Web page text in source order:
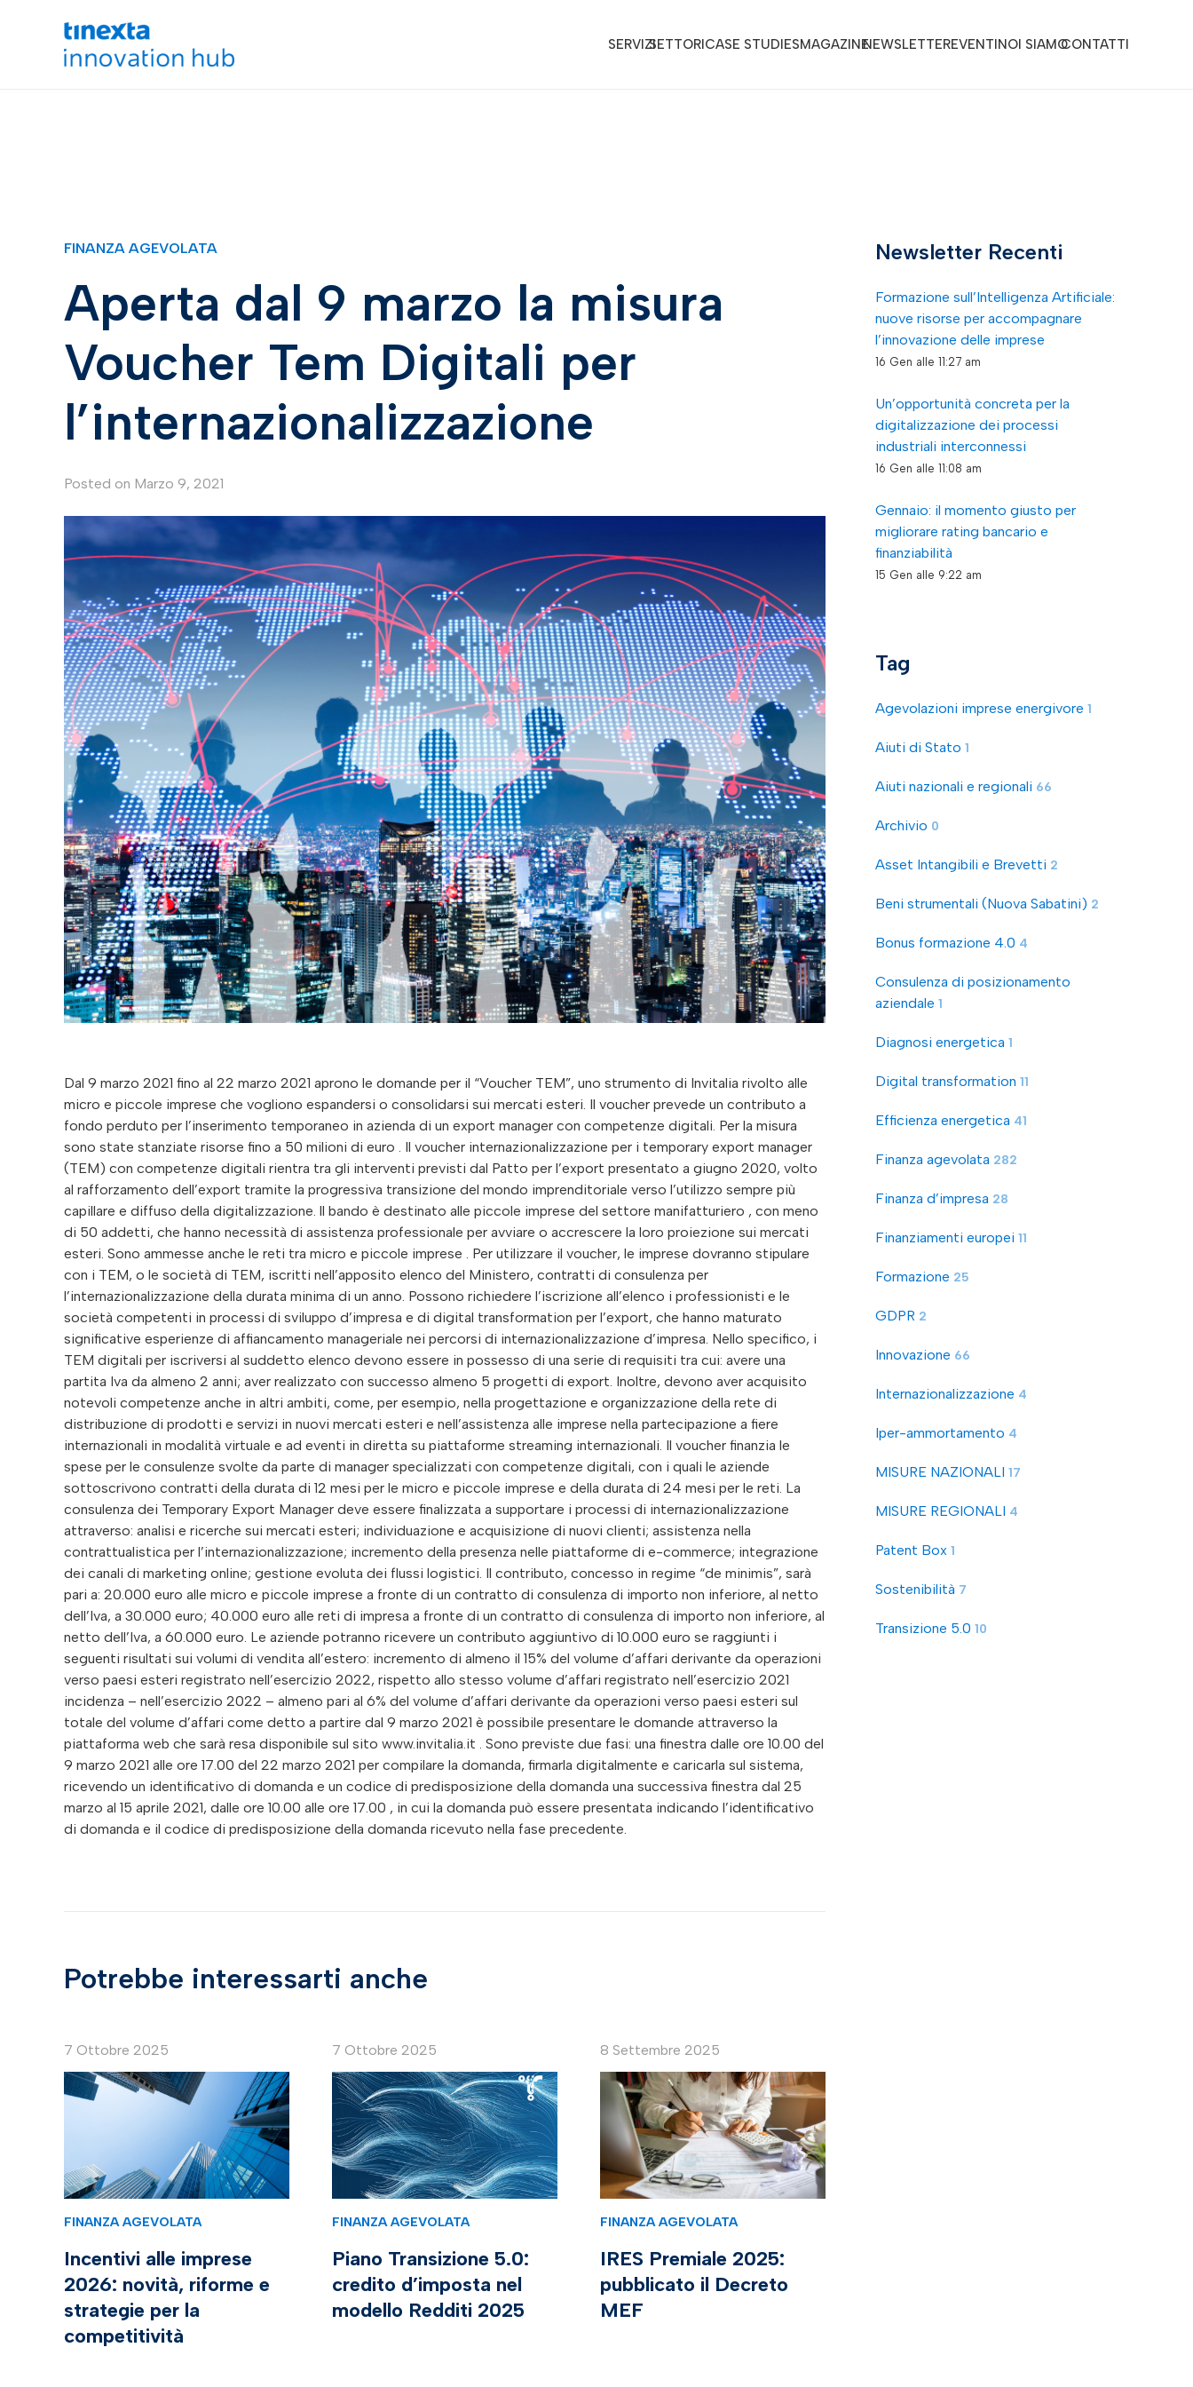
SERVIZISETTORICASE STUDIESMAGAZINENEWSLETTEREVENTINOI SIAMOCONTATTI
FINANZA AGEVOLATA
Aperta dal 9 marzo la misura
Voucher Tem Digitali per
l’internazionalizzazione
Posted on Marzo 9, 2021
Dal 9 marzo 2021 fino al 22 marzo 2021 aprono le domande per il “Voucher TEM”, uno strumento di Invitalia rivolto alle
micro e piccole imprese che vogliono espandersi o consolidarsi sui mercati esteri. Il voucher prevede un contributo a
fondo perduto per l’inserimento temporaneo in azienda di un export manager con competenze digitali. Per la misura
sono state stanziate risorse fino a 50 milioni di euro . Il voucher internazionalizzazione per i temporary export manager
(TEM) con competenze digitali rientra tra gli interventi previsti dal Patto per l’export presentato a giugno 2020, volto
al rafforzamento dell’export tramite la progressiva transizione del mondo imprenditoriale verso l’utilizzo sempre più
capillare e diffuso della digitalizzazione. ll bando è destinato alle piccole imprese del settore manifatturiero , con meno
di 50 addetti, che hanno necessità di assistenza professionale per avviare o accrescere la loro proiezione sui mercati
esteri. Sono ammesse anche le reti tra micro e piccole imprese . Per utilizzare il voucher, le imprese dovranno stipulare
con i TEM, o le società di TEM, iscritti nell’apposito elenco del Ministero, contratti di consulenza per
l’internazionalizzazione della durata minima di un anno. Possono richiedere l’iscrizione all’elenco i professionisti e le
società competenti in processi di sviluppo d’impresa e di digital transformation per l’export, che hanno maturato
significative esperienze di affiancamento manageriale nei percorsi di internazionalizzazione d’impresa. Nello specifico, i
TEM digitali per iscriversi al suddetto elenco devono essere in possesso di una serie di requisiti tra cui: avere una
partita Iva da almeno 2 anni; aver realizzato con successo almeno 5 progetti di export. Inoltre, devono aver acquisito
notevoli competenze anche in altri ambiti, come, per esempio, nella progettazione e organizzazione della rete di
distribuzione di prodotti e servizi in nuovi mercati esteri e nell’assistenza alle imprese nella partecipazione a fiere
internazionali in modalità virtuale e ad eventi in diretta su piattaforme streaming internazionali. Il voucher finanzia le
spese per le consulenze svolte da parte di manager specializzati con competenze digitali, con i quali le aziende
sottoscrivono contratti della durata di 12 mesi per le micro e piccole imprese e della durata di 24 mesi per le reti. La
consulenza dei Temporary Export Manager deve essere finalizzata a supportare i processi di internazionalizzazione
attraverso: analisi e ricerche sui mercati esteri; individuazione e acquisizione di nuovi clienti; assistenza nella
contrattualistica per l’internazionalizzazione; incremento della presenza nelle piattaforme di e-commerce; integrazione
dei canali di marketing online; gestione evoluta dei flussi logistici. Il contributo, concesso in regime “de minimis”, sarà
pari a: 20.000 euro alle micro e piccole imprese a fronte di un contratto di consulenza di importo non inferiore, al netto
dell’Iva, a 30.000 euro; 40.000 euro alle reti di impresa a fronte di un contratto di consulenza di importo non inferiore, al
netto dell’Iva, a 60.000 euro. Le aziende potranno ricevere un contributo aggiuntivo di 10.000 euro se raggiunti i
seguenti risultati sui volumi di vendita all’estero: incremento di almeno il 15% del volume d’affari derivante da operazioni
verso paesi esteri registrato nell’esercizio 2022, rispetto allo stesso volume d’affari registrato nell’esercizio 2021
incidenza – nell’esercizio 2022 – almeno pari al 6% del volume d’affari derivante da operazioni verso paesi esteri sul
totale del volume d’affari come detto a partire dal 9 marzo 2021 è possibile presentare le domande attraverso la
piattaforma web che sarà resa disponibile sul sito www.invitalia.it . Sono previste due fasi: una finestra dalle ore 10.00 del
9 marzo 2021 alle ore 17.00 del 22 marzo 2021 per compilare la domanda, firmarla digitalmente e caricarla sul sistema,
ricevendo un identificativo di domanda e un codice di predisposizione della domanda una successiva finestra dal 25
marzo al 15 aprile 2021, dalle ore 10.00 alle ore 17.00 , in cui la domanda può essere presentata indicando l’identificativo
di domanda e il codice di predisposizione della domanda ricevuto nella fase precedente.
Potrebbe interessarti anche
7 Ottobre 2025
FINANZA AGEVOLATA
Incentivi alle imprese
2026: novità, riforme e
strategie per la
competitività
7 Ottobre 2025
FINANZA AGEVOLATA
Piano Transizione 5.0:
credito d’imposta nel
modello Redditi 2025
8 Settembre 2025
FINANZA AGEVOLATA
IRES Premiale 2025:
pubblicato il Decreto
MEF
Newsletter Recenti
Formazione sull’Intelligenza Artificiale:
nuove risorse per accompagnare
l’innovazione delle imprese
16 Gen alle 11:27 am
Un’opportunità concreta per la
digitalizzazione dei processi
industriali interconnessi
16 Gen alle 11:08 am
Gennaio: il momento giusto per
migliorare rating bancario e
finanziabilità
15 Gen alle 9:22 am
Tag
Agevolazioni imprese energivore 1
Aiuti di Stato 1
Aiuti nazionali e regionali 66
Archivio 0
Asset Intangibili e Brevetti 2
Beni strumentali (Nuova Sabatini) 2
Bonus formazione 4.0 4
Consulenza di posizionamento
aziendale 1
Diagnosi energetica 1
Digital transformation 11
Efficienza energetica 41
Finanza agevolata 282
Finanza d’impresa 28
Finanziamenti europei 11
Formazione 25
GDPR 2
Innovazione 66
Internazionalizzazione 4
Iper-ammortamento 4
MISURE NAZIONALI 17
MISURE REGIONALI 4
Patent Box 1
Sostenibilità 7
Transizione 5.0 10